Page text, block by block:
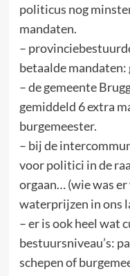
politicus nog
mandaten.
–
betaalde
– de gemeente
gemiddeld 6 extra
burgemeester.
– bij de
voor politici in de
orgaan… (wie was er
waterprijzen in ons
– er is ook heel wat
bestuursniveau’s:
schepen of